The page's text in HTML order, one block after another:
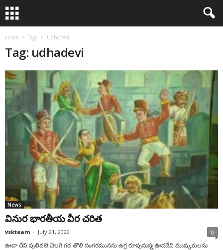
Home Tags Udhadevi
Tag: udhadevi
News
వినుర భారతీయ వీర చరిత
vskteam - July 21, 2022 0
ఊదా దేవి పులివలె చెలగె గద తొలి సంగరమునను ఉగ్ర రూపునున్న ఊదదేవి ముష్కరులను